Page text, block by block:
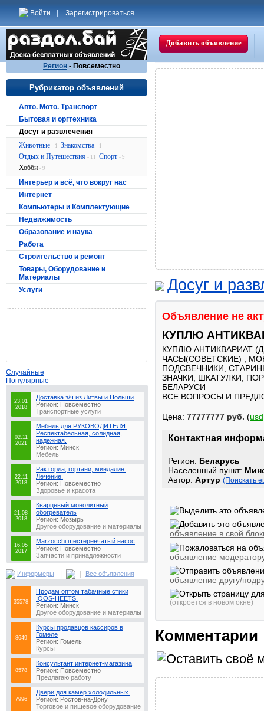
Войти Зарегистрироваться
Добавить объявление
Регион - Повсеместно
Рубрикатор объявлений
Авто. Мото. Транспорт
Бытовая и оргтехника
Досуг и развлечения
Животные - 1 Знакомства - 1
Отдых и Путешествия - 11 Спорт - 9
Хобби - 9
Интерьер и всё, что вокруг нас
Интернет
Компьютеры и Комплектующие
Недвижимость
Образование и наука
Работа
Строительство и ремонт
Товары, Оборудование и
Материалы
Услуги
Случайные
Популярные
23.01
2018
Доставка з/ч из Литвы и Польши
Регион: Повсеместно
Транспортные услуги
02.11
2021
Мебель для РУКОВОДИТЕЛЯ.
Респектабельная, солидная,
надёжная.
Регион: Минск
Мебель
22.11
2018
Рак горла, гортани, миндалин.
Лечение.
Регион: Повсеместно
Здоровье и красота
21.08
2018
Кварцевый монолитный
обогреватель
Регион: Мозырь
Другое оборудование и материалы
16.05
2017
Marzocchi шестеренчатый насос
Регион: Повсеместно
Запчасти и принадлежности
Информеры Все объявления
35578
Продам оптом табачные стики
IQOS-HEETS.
Регион: Минск
Другое оборудование и материалы
8649
Курсы продавцов кассиров в
Гомеле
Регион: Гомель
Курсы
8578
Консультaнт интeрнeт-мaгaзинa
Регион: Повсеместно
Предлагаю работу
7996
Двери для камер холодильных.
Регион: Ростов-на-Дону
Торговое и пищевое оборудование
Досуг и
Объявление не
КУПЛЮ
КУПЛЮ АНТИКВАРИАТ
ЧАСЫ(СОВЕТСКИЕ) ,
ПОДСВЕЧНИКИ,
ЗНАЧКИ, ШКАТУЛКИ,
БЕЛАРУСИ
ВСЕ ВОПРОСЫ И
Цена: 77777777 руб. (usd
Контактная
Регион: Беларусь
Населенный пункт:
Автор: Артур (Поискать
объявление в свой
объявление
объявление другу/
(откроется в новом окне)
Комментарии